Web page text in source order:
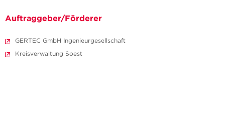
Auftraggeber/Förderer
GERTEC GmbH Ingenieurgesellschaft
Kreisverwaltung Soest